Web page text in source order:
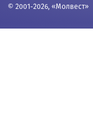
© 2001-2026, «Молвест»